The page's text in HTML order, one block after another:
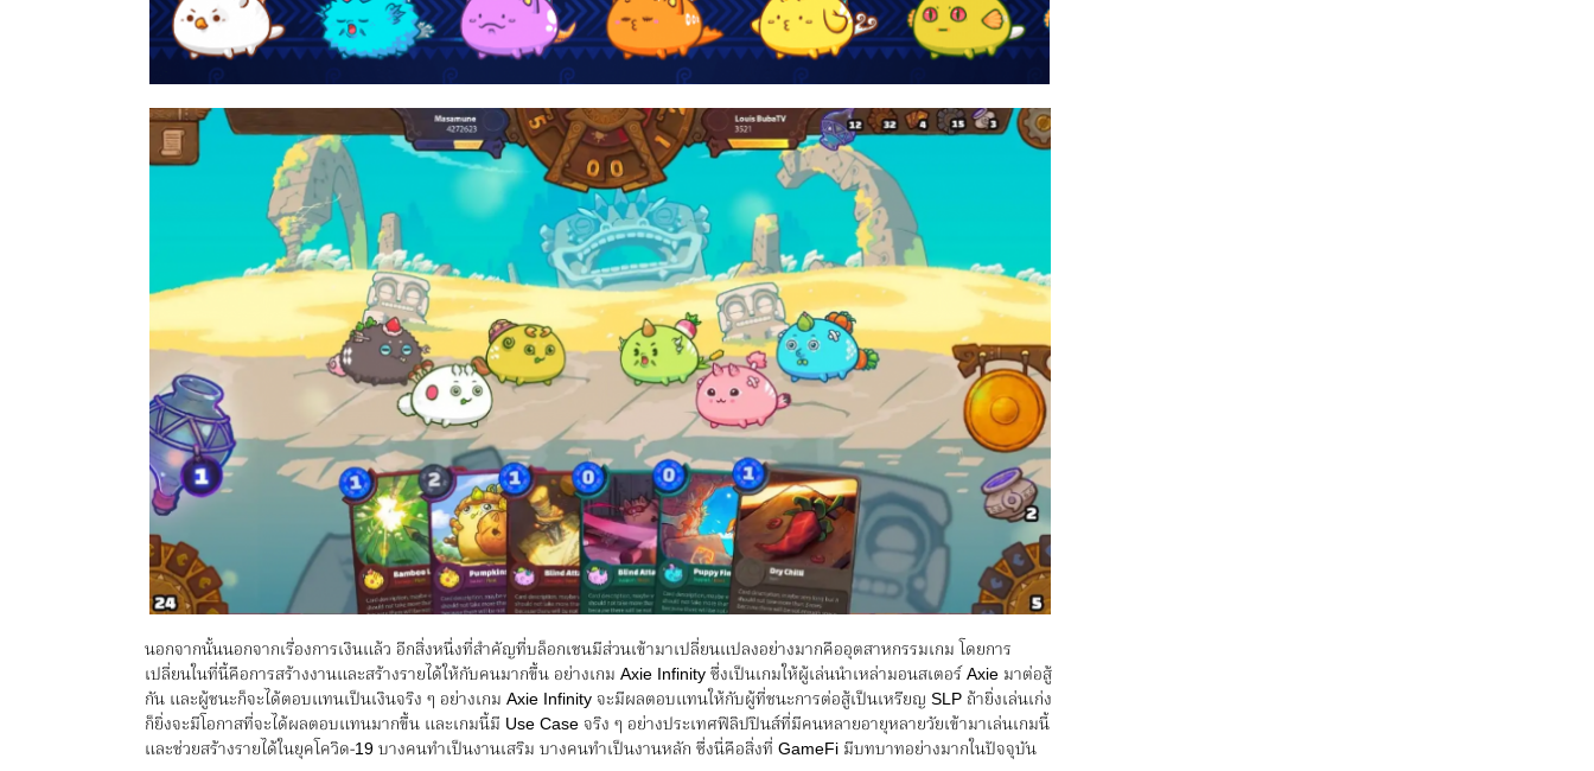
นอกจากนั้นนอกจากเรื่องการเงินแล้ว อีกสิ่งหนึ่งที่สำคัญที่บล็อกเชนมีส่วนเข้ามาเปลี่ยนแปลงอย่างมากคืออุตสาหกรรมเกม โดยการ
เปลี่ยนในที่นี้คือการสร้างงานและสร้างรายได้ให้กับคนมากขึ้น อย่างเกม Axie Infinity ซึ่งเป็นเกมให้ผู้เล่นนำเหล่ามอนสเตอร์ Axie มาต่อสู้
กัน และผู้ชนะก็จะได้ตอบแทนเป็นเงินจริง ๆ อย่างเกม Axie Infinity จะมีผลตอบแทนให้กับผู้ที่ชนะการต่อสู้เป็นเหรียญ SLP ถ้ายิ่งเล่นเก่ง
ก็ยิ่งจะมีโอกาสที่จะได้ผลตอบแทนมากขึ้น และเกมนี้มี Use Case จริง ๆ อย่างประเทศฟิลิปปินส์ที่มีคนหลายอายุหลายวัยเข้ามาเล่นเกมนี้
และช่วยสร้างรายได้ในยุคโควิด-19 บางคนทำเป็นงานเสริม บางคนทำเป็นงานหลัก ซึ่งนี่คือสิ่งที่ GameFi มีบทบาทอย่างมากในปัจจุบัน